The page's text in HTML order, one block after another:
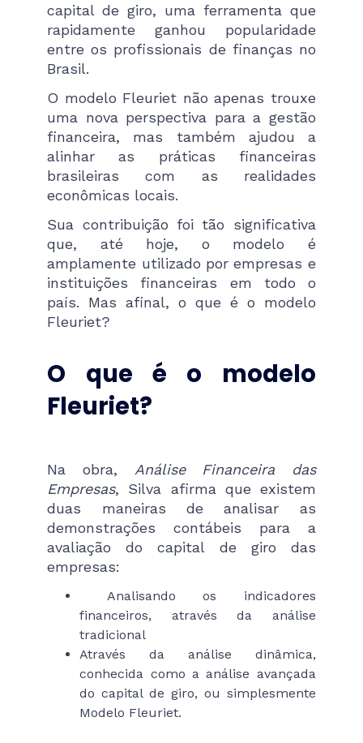
capital de giro, uma ferramenta que
rapidamente ganhou popularidade
entre os profissionais de finanças no
Brasil.
O modelo Fleuriet não apenas trouxe
uma nova perspectiva para a gestão
financeira, mas também ajudou a
alinhar as práticas financeiras
brasileiras com as realidades
econômicas locais.
Sua contribuição foi tão significativa
que, até hoje, o modelo é
amplamente utilizado por empresas e
instituições financeiras em todo o
país. Mas afinal, o que é o modelo
Fleuriet?
O que é o modelo
Fleuriet?
Na obra, Análise Financeira das
Empresas, Silva afirma que existem
duas maneiras de analisar as
demonstrações contábeis para a
avaliação do capital de giro das
empresas:
Analisando os indicadores
financeiros, através da análise
tradicional
Através da análise dinâmica,
conhecida como a análise avançada
do capital de giro, ou simplesmente
Modelo Fleuriet.